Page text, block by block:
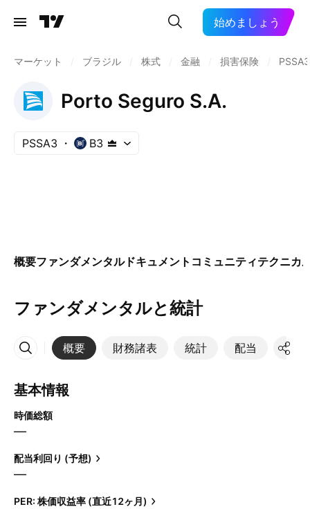
始めましょう
マーケット ブラジル 株式 金融 損害保険 PSSA3
Porto Seguro S.A.
PSSA3 B3
概要ファンダメンタルドキュメント コミュニティテクニカ
ファンダメンタルと統計
概要 財務諸表 統計 配当 決算
その他
基本情報
時価総額
—
配当利回り (予想)
—
PER: 株価収益率 (直近12ヶ月)